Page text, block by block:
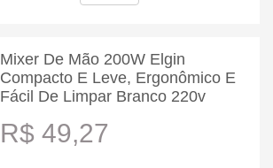
Mixer De Mão 200W Elgin
Compacto E Leve, Ergonômico E
Fácil De Limpar Branco 220v
R$ 49,27